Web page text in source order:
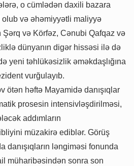
o cümlədən daxili bazara
və əhəmiyyətli maliyyə
Şərq və Körfəz, Cənubi Qafqaz və
dünyanın digər hissəsi ilə də
yeni təhlükəsizlik əməkdaşlığına
vurğulayıb.
ötən həftə Mayamidə danışıqlar
prosesin intensivləşdirilməsi,
addımların
müzakirə ediblər. Görüş
danışıqların ləngiməsi fonunda
müharibəsindən sonra son